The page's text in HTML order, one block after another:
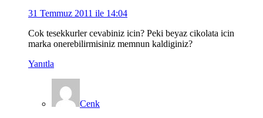
31 Temmuz 2011 ile 14:04
Cok tesekkurler cevabiniz icin? Peki beyaz cikolata icin
marka onerebilirmisiniz memnun kaldiginiz?
Yanıtla
Cenk